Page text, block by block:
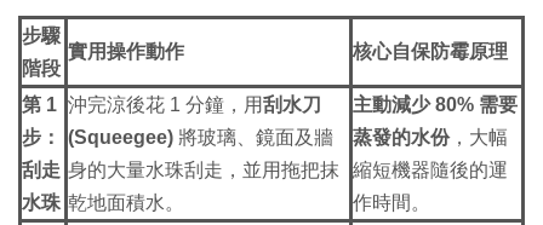
步驟
階段
實用操作動作 核心自保防霉原理
第 1
步：
刮走
水珠
沖完涼後花 1 分鐘，用刮水刀
(Squeegee) 將玻璃、鏡面及牆
身的大量水珠刮走，並用拖把抹
乾地面積水。
主動減少 80% 需要
蒸發的水份，大幅
縮短機器隨後的運
作時間。